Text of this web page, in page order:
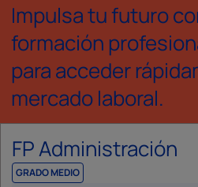
Impulsa tu futuro
formación
para acceder
mercado laboral.
FP Administración
GRADO MEDIO